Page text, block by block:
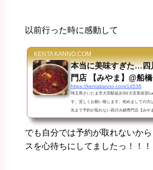
以前行った時に感動して
KENTA KANNO.COM
本当に美味すぎた…四
門店 【みやま】@船橋
https://kentakanno.com/14536
埼玉県さいたま市大宮駅徒歩3分大宮美容室
す。宜しくお願い致します。初めましての方
先まで予約が取れない四川火鍋専門店【みや
行ってきました。 場所は船橋！！初上陸でご
ゥー兄）にお誘い頂いて夢が現実になりまし
見てて行きたいけど、、紹介してもらえない
でも自分では予約が取れないか
スを心待ちにしてましたっ！！！